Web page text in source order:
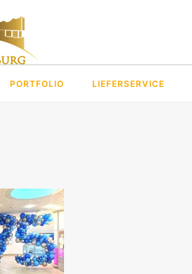
PORTFOLIO LIEFERSERVICE